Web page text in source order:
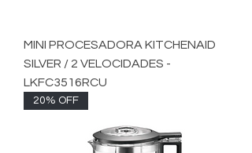
MINI PROCESADORA KITCHENAID
SILVER / 2 VELOCIDADES -
LKFC3516RCU
20% OFF